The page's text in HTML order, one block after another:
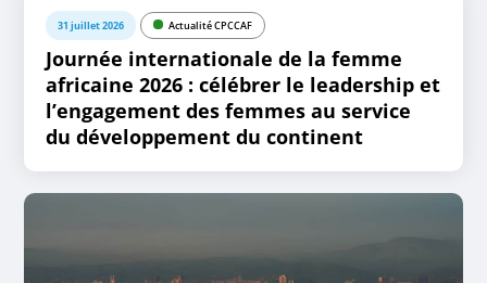
31 juillet 2026 Actualité CPCCAF
Journée internationale de la femme
africaine 2026 : célébrer le leadership et
l’engagement des femmes au service
du développement du continent